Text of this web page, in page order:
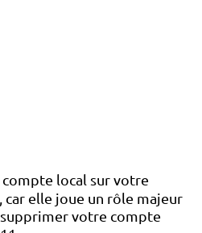
compte local sur votre
elle joue un rôle majeur
votre compte